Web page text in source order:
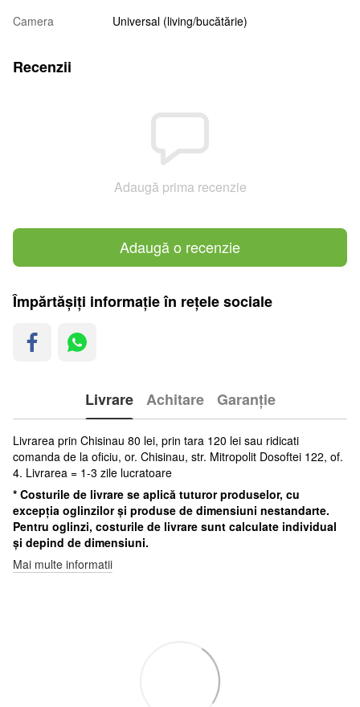
Camera Universal (living/bucătărie)
Recenzii
Adaugă prima recenzie
Adaugă o recenzie
Împărtășiți informație în rețele sociale
Livrare Achitare Garanție
Livrarea prin Chisinau 80 lei, prin tara 120 lei sau ridicati
comanda de la oficiu, or. Chisinau, str. Mitropolit Dosoftei 122, of.
4. Livrarea = 1-3 zile lucratoare
* Costurile de livrare se aplică tuturor produselor, cu
excepția oglinzilor și produse de dimensiuni nestandarte.
Pentru oglinzi, costurile de livrare sunt calculate individual
și depind de dimensiuni.
Mai multe informatii